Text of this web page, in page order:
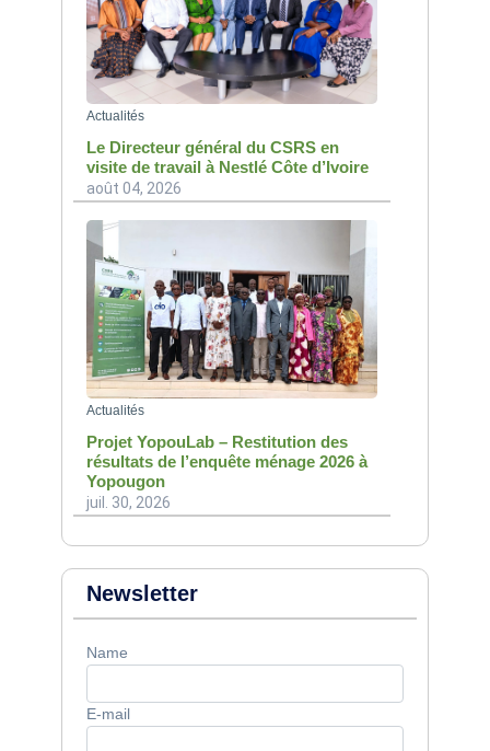
Actualités
Le Directeur général du CSRS en
visite de travail à Nestlé Côte d’Ivoire
août 04, 2026
Actualités
Projet YopouLab – Restitution des
résultats de l’enquête ménage 2026 à
Yopougon
juil. 30, 2026
Newsletter
Name
E-mail